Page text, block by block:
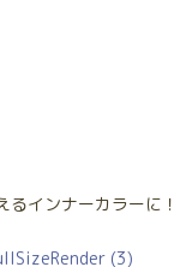
インナーカラーに！